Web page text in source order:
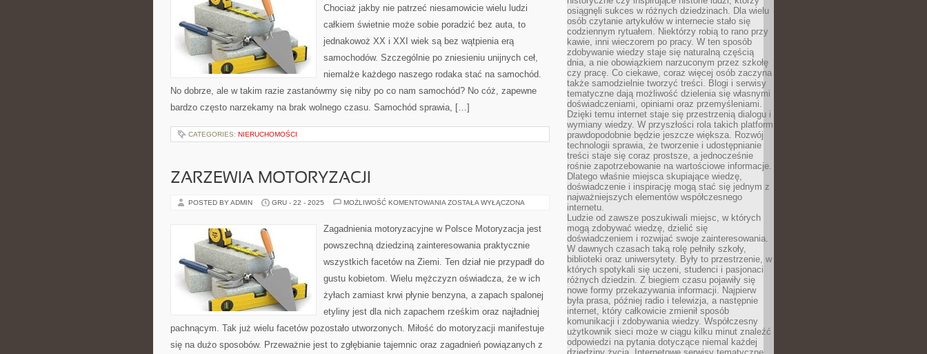
ROZWINĄĆ?
Chociaż jakby nie patrzeć niesamowicie wielu ludzi
całkiem świetnie może sobie poradzić bez auta, to
jednakowoż XX i XXI wiek są bez wątpienia erą
samochodów. Szczególnie po zniesieniu unijnych ceł,
niemalże każdego naszego rodaka stać na samochód.
No dobrze, ale w takim razie zastanówmy się niby po co nam samochód? No cóż, zapewne
bardzo często narzekamy na brak wolnego czasu. Samochód sprawia, […]
CATEGORIES: NIERUCHOMOŚCI
ZARZEWIA MOTORYZACJI
POSTED BY ADMIN GRU - 22 - 2025 MOŻLIWOŚĆ KOMENTOWANIA ZARZEWIA
ZOSTAŁA WYŁĄCZONA
Zagadnienia motoryzacyjne w Polsce Motoryzacja jest
powszechną dziedziną zainteresowania praktycznie
wszystkich facetów na Ziemi. Ten dział nie przypadł do
gustu kobietom. Wielu mężczyzn oświadcza, że w ich
żyłach zamiast krwi płynie benzyna, a zapach spalonej
etyliny jest dla nich zapachem rześkim oraz najładniej
pachnącym. Tak już wielu facetów pozostało utworzonych. Miłość do motoryzacji manifestuje
się na dużo sposobów. Przeważnie jest to zgłębianie tajemnic oraz zagadnień powiązanych z
osiągnęli sukces w różnych dziedzinach. Dla wielu
osób czytanie artykułów w internecie stało się
codziennym rytuałem. Niektórzy robią to rano przy
kawie, inni wieczorem po pracy. W ten sposób
zdobywanie wiedzy staje się naturalną częścią
dnia, a nie obowiązkiem narzuconym przez szkołę
czy pracę. Co ciekawe, coraz więcej osób zaczyna
także samodzielnie tworzyć treści. Blogi i serwisy
tematyczne dają możliwość dzielenia się własnymi
doświadczeniami, opiniami oraz przemyśleniami.
Dzięki temu internet staje się przestrzenią dialogu i
wymiany wiedzy. W przyszłości rola takich platform
prawdopodobnie będzie jeszcze większa. Rozwój
technologii sprawia, że tworzenie i udostępnianie
treści staje się coraz prostsze, a jednocześnie
rośnie zapotrzebowanie na wartościowe informacje.
Dlatego właśnie miejsca skupiające wiedzę,
doświadczenie i inspirację mogą stać się jednym z
najważniejszych elementów współczesnego
internetu.
Ludzie od zawsze poszukiwali miejsc, w których
mogą zdobywać wiedzę, dzielić się
doświadczeniem i rozwijać swoje zainteresowania.
W dawnych czasach taką rolę pełniły szkoły,
biblioteki oraz uniwersytety. Były to przestrzenie, w
których spotykali się uczeni, studenci i pasjonaci
różnych dziedzin. Z biegiem czasu pojawiły się
nowe formy przekazywania informacji. Najpierw
była prasa, później radio i telewizja, a następnie
internet, który całkowicie zmienił sposób
komunikacji i zdobywania wiedzy. Współczesny
użytkownik sieci może w ciągu kilku minut znaleźć
odpowiedzi na pytania dotyczące niemal każdej